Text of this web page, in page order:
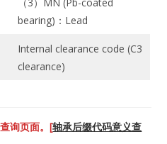
bearing)：Lead
Internal clearance code (C3
clearance)
询页面。[轴承后缀代码意义查